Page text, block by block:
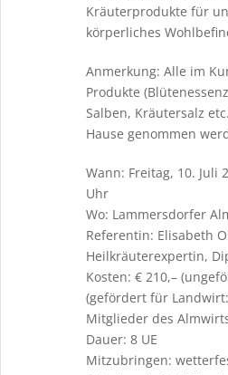
Kräuterprodukte für
körperliches
Anmerkung: Alle im
Produkte
Salben, Kräutersalz
Hause genommen
Wann: Freitag, 10. Juli
Uhr
Wo: Lammersdorfer
Referentin: Elisabeth
Heilkräuterexpertin,
Kosten: € 210,–
(gefördert für
Mitglieder des
Dauer: 8 UE
Mitzubringen: